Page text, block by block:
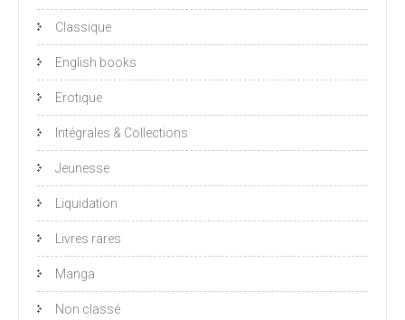
Classique
English books
Erotique
Intégrales & Collections
Jeunesse
Liquidation
Livres rares
Manga
Non classé